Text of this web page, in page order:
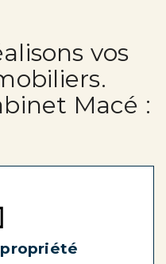
vos
Macé :